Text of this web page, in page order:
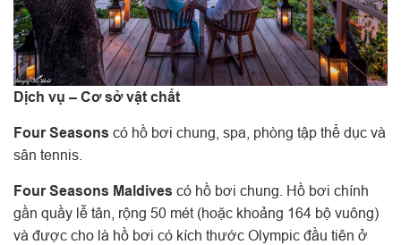
Dịch vụ – Cơ sở vật chất
Four Seasons có hồ bơi chung, spa, phòng tập thể dục và
sân tennis.
Four Seasons Maldives có hồ bơi chung. Hồ bơi chính
gần quầy lễ tân, rộng 50 mét (hoặc khoảng 164 bộ vuông)
và được cho là hồ bơi có kích thước Olympic đầu tiên ở